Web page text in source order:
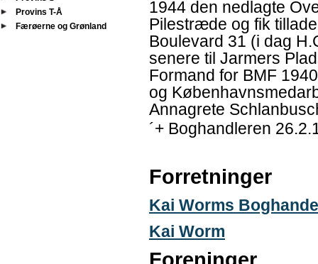
Provins T-Å
Færøerne og Grønland
1944 den nedlagte
Pilestræde og fik
Boulevard 31 (i dag
senere til Jarmers
Formand for BMF
og
Annagrete
´+ Boghandleren
Forretninger
Kai Worms
Kai Worm